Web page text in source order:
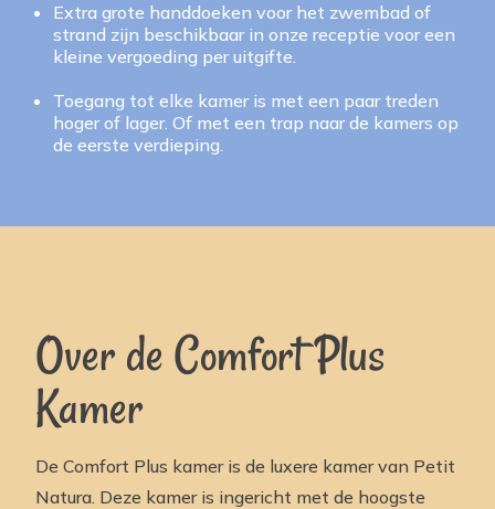
Extra grote handdoeken voor het zwembad of
strand zijn beschikbaar in onze receptie voor een
kleine vergoeding per uitgifte.
Toegang tot elke kamer is met een paar treden
hoger of lager. Of met een trap naar de kamers op
de eerste verdieping.
Over de Comfort Plus
Kamer
De Comfort Plus kamer is de luxere kamer van Petit
Natura. Deze kamer is ingericht met de hoogste